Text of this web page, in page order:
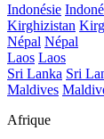
Indonésie
Kirghizistan
Népal Népal
Laos Laos
Sri Lanka Sri
Maldives
Afrique